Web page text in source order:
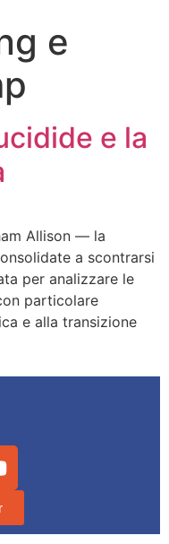
e
e la
Allison — la
a scontrarsi
per analizzare le
particolare
e alla transizione